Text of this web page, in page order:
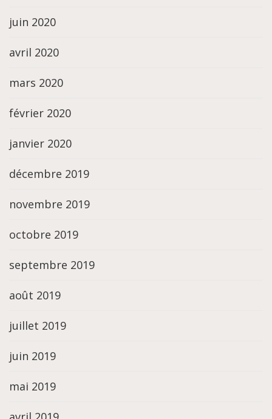
juin 2020
avril 2020
mars 2020
février 2020
janvier 2020
décembre 2019
novembre 2019
octobre 2019
septembre 2019
août 2019
juillet 2019
juin 2019
mai 2019